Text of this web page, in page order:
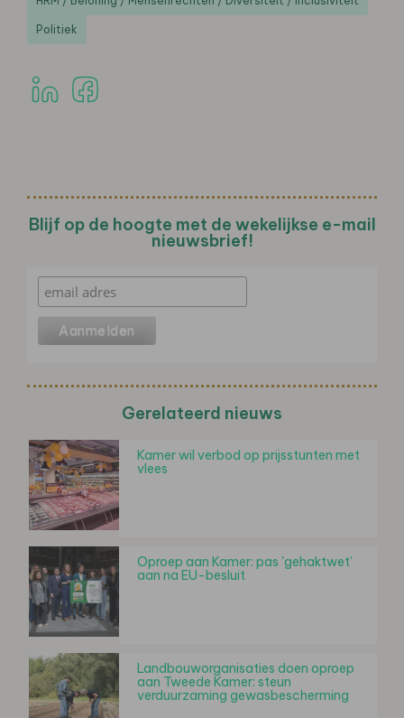
Politiek
Blijf op de hoogte met de wekelijkse e-mail
nieuwsbrief!
Gerelateerd nieuws
Kamer wil verbod op prijsstunten met
vlees
Oproep aan Kamer: pas 'gehaktwet'
aan na EU-besluit
Landbouworganisaties doen oproep
aan Tweede Kamer: steun
verduurzaming gewasbescherming